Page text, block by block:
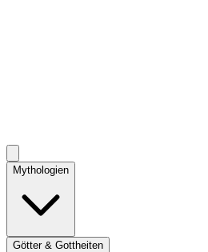
Mythologien
Götter & Gottheiten